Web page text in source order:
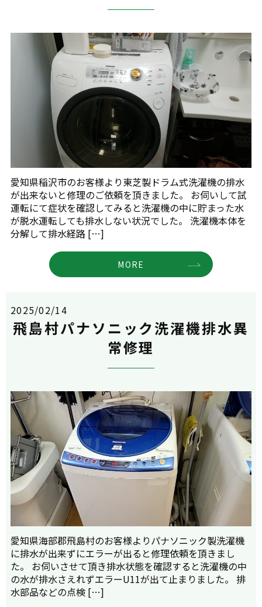
愛知県稲沢市のお客様より東芝製ドラム式洗濯機の排水
が出来ないと修理のご依頼を頂きました。 お伺いして試
運転にて症状を確認してみると洗濯機の中に貯まった水
が脱水運転しても排水しない状況でした。 洗濯機本体を
分解して排水経路 […]
MORE
2025/02/14
飛島村パナソニック洗濯機排水異
常修理
愛知県海部郡飛島村のお客様よりパナソニック製洗濯機
に排水が出来ずにエラーが出ると修理依頼を頂きまし
た。 お伺いさせて頂き排水状態を確認すると洗濯機の中
の水が排水さえれずエラーU11が出て止まりました。 排
水部品などの点検 […]